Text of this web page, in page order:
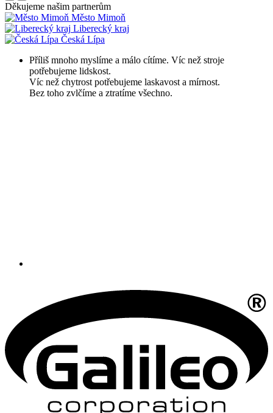
Děkujeme našim partnerům
Město Mimoň
Liberecký kraj
Česká Lípa
Příliš mnoho myslíme a málo cítíme. Víc než stroje
potřebujeme lidskost.
Víc než chytrost potřebujeme laskavost a mírnost.
Bez toho zvlčíme a ztratíme všechno.